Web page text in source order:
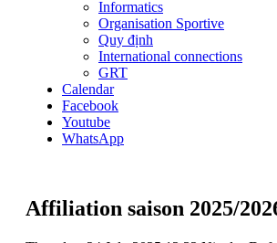
Informatics
Organisation Sportive
Quy định
International connections
GRT
Calendar
Facebook
Youtube
WhatsApp
Affiliation saison 2025/